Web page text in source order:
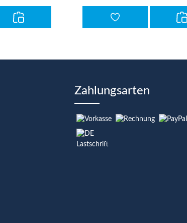
Zahlungsarten